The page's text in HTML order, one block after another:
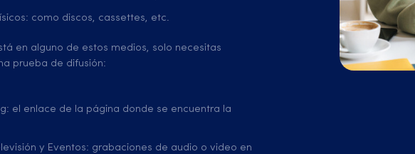
como discos, cassettes, etc.
en alguno de estos medios, solo necesitas
prueba de difusión:
el enlace de la página donde se encuentra la
y Eventos: grabaciones de audio o video en